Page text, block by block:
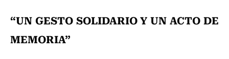
“UN GESTO SOLIDARIO Y UN ACTO DE
MEMORIA”